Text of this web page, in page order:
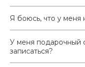
Я боюсь, что у меня
У меня подарочный
записаться?